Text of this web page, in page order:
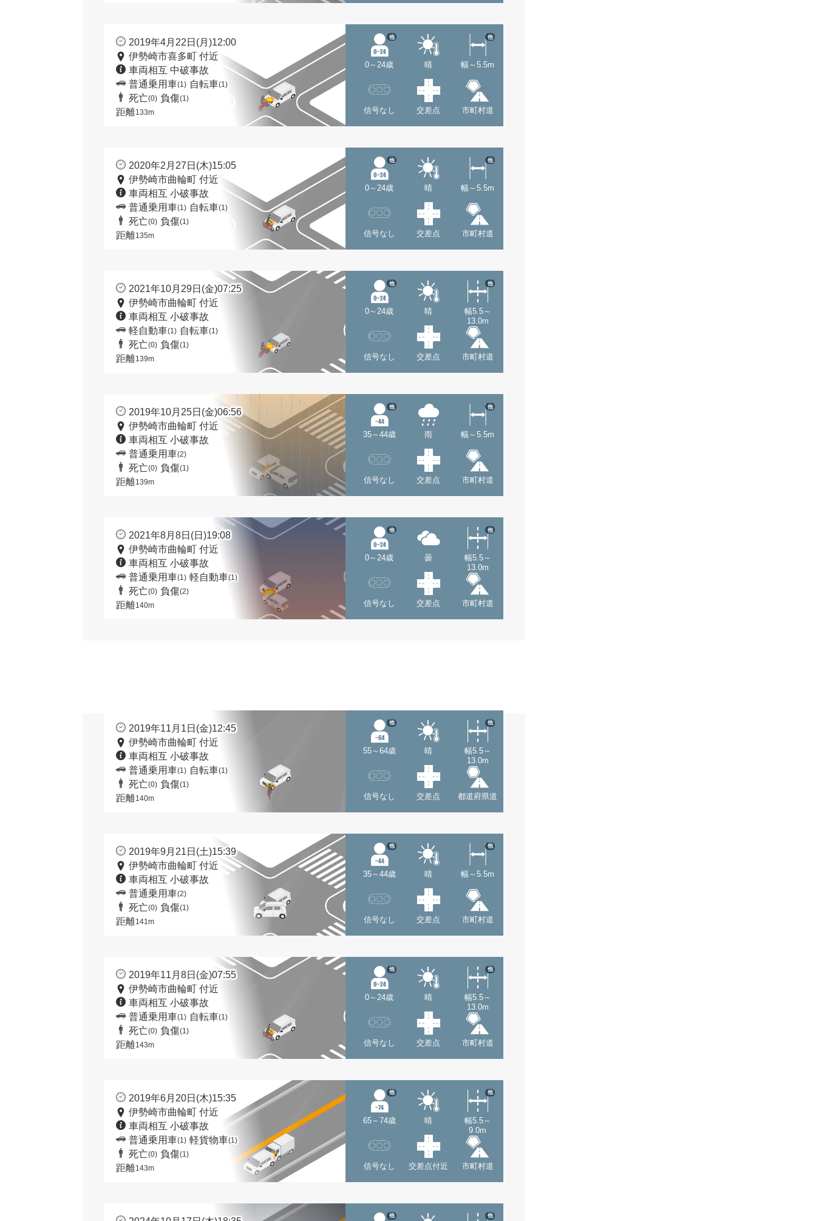
2019年4月22日(月)12:00
伊勢崎市喜多町 付近
車両相互 中破事故
普通乗用車(1) 自転車(1)
死亡(0) 負傷(1)
距離133m
0～24歳
他
晴 幅～5.5m
他
信号なし 交差点 市町村道
2020年2月27日(木)15:05
伊勢崎市曲輪町 付近
車両相互 小破事故
普通乗用車(1) 自転車(1)
死亡(0) 負傷(1)
距離135m
0～24歳
他
晴 幅～5.5m
他
信号なし 交差点 市町村道
2021年10月29日(金)07:25
伊勢崎市曲輪町 付近
車両相互 小破事故
軽自動車(1) 自転車(1)
死亡(0) 負傷(1)
距離139m
0～24歳
他
晴
幅5.5～
13.0m
他
信号なし 交差点 市町村道
2019年10月25日(金)06:56
伊勢崎市曲輪町 付近
車両相互 小破事故
普通乗用車(2)
死亡(0) 負傷(1)
距離139m
35～44歳
他
雨 幅～5.5m
他
信号なし 交差点 市町村道
2021年8月8日(日)19:08
伊勢崎市曲輪町 付近
車両相互 小破事故
普通乗用車(1) 軽自動車(1)
死亡(0) 負傷(2)
距離140m
0～24歳
他
曇
幅5.5～
13.0m
他
信号なし 交差点 市町村道
2019年11月1日(金)12:45
伊勢崎市曲輪町 付近
車両相互 小破事故
普通乗用車(1) 自転車(1)
死亡(0) 負傷(1)
距離140m
55～64歳
他
晴
幅5.5～
13.0m
他
信号なし 交差点 都道府県道
2019年9月21日(土)15:39
伊勢崎市曲輪町 付近
車両相互 小破事故
普通乗用車(2)
死亡(0) 負傷(1)
距離141m
35～44歳
他
晴 幅～5.5m
他
信号なし 交差点 市町村道
2019年11月8日(金)07:55
伊勢崎市曲輪町 付近
車両相互 小破事故
普通乗用車(1) 自転車(1)
死亡(0) 負傷(1)
距離143m
0～24歳
他
晴
幅5.5～
13.0m
他
信号なし 交差点 市町村道
2019年6月20日(木)15:35
伊勢崎市曲輪町 付近
車両相互 小破事故
普通乗用車(1) 軽貨物車(1)
死亡(0) 負傷(1)
距離143m
65～74歳
他
晴
幅5.5～
9.0m
他
信号なし 交差点付近 市町村道
他 他